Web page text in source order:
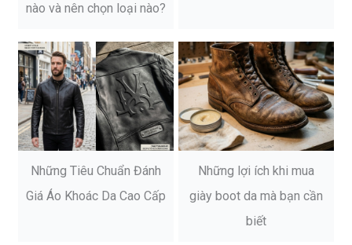
nào và nên chọn loại nào?
Những Tiêu Chuẩn Đánh
Giá Áo Khoác Da Cao Cấp
Những lợi ích khi mua
giày boot da mà bạn cần
biết